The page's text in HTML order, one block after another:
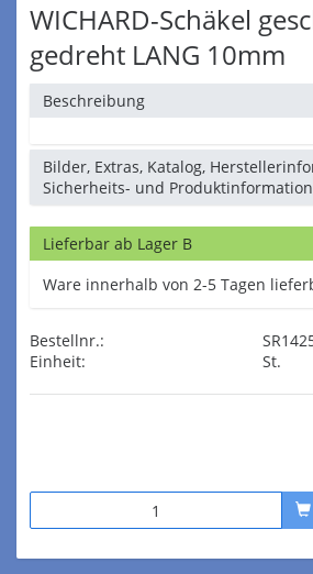
WICHARD-Schäkel
gedreht LANG 10mm
Beschreibung
Bilder, Extras, Katalog,
Sicherheits- und
Lieferbar ab Lager B
Ware innerhalb von 2-5 Tagen
Bestellnr.:
Einheit:
St.